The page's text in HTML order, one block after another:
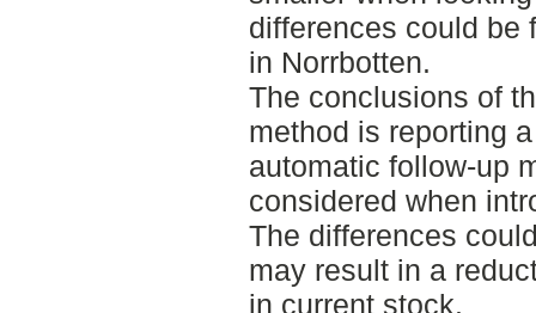
differences could be
in Norrbotten.
The conclusions of
method is reporting
automatic follow-up
considered when
The differences
may result in a
in current stock.